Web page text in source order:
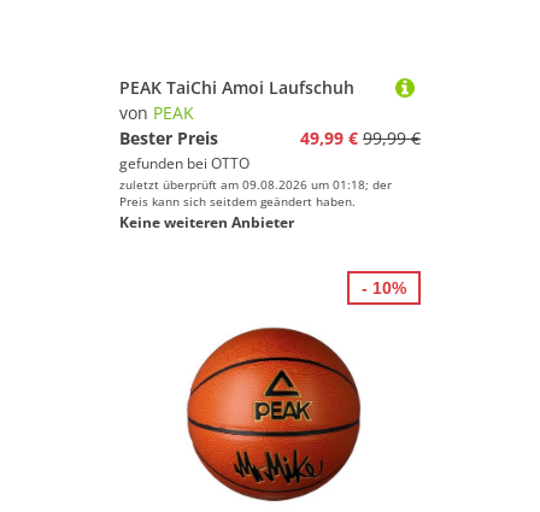
PEAK TaiChi Amoi Laufschuh
von PEAK
Bester Preis
49,99 € 99,99 €
gefunden bei OTTO
zuletzt überprüft am 09.08.2026 um 01:18; der
Preis kann sich seitdem geändert haben.
Keine weiteren Anbieter
- 10%